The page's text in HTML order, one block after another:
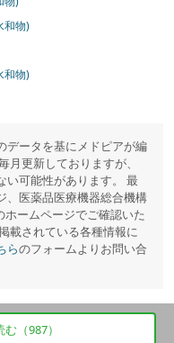
和物)
和物)
データを基にメドピアが編
更新しておりますが、
い可能性があります。 最
、医薬品医療機器総合機構
ームページでご確認いた
載されている各種情報に
らのフォームよりお問い合
（987）